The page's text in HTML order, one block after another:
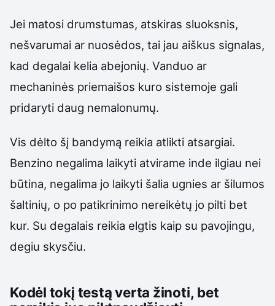
Jei matosi drumstumas, atskiras sluoksnis,
nešvarumai ar nuosėdos, tai jau aiškus signalas,
kad degalai kelia abejonių. Vanduo ar
mechaninės priemaišos kuro sistemoje gali
pridaryti daug nemalonumų.
Vis dėlto šį bandymą reikia atlikti atsargiai.
Benzino negalima laikyti atvirame inde ilgiau nei
būtina, negalima jo laikyti šalia ugnies ar šilumos
šaltinių, o po patikrinimo nereikėtų jo pilti bet
kur. Su degalais reikia elgtis kaip su pavojingu,
degiu skysčiu.
Kodėl tokį testą verta žinoti, bet